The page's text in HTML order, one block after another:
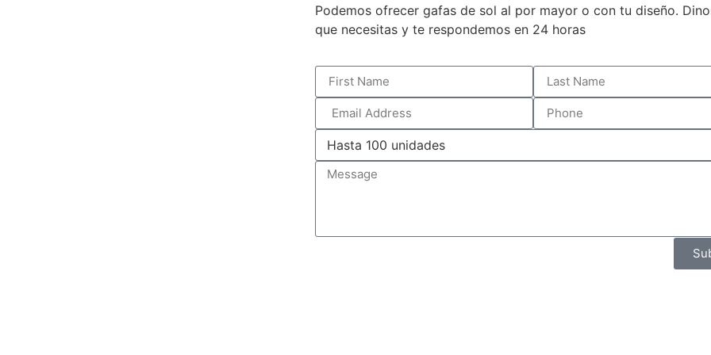
Podemos ofrecer gafas de sol al por mayor o con tu diseño.
que necesitas y te respondemos en 24 horas